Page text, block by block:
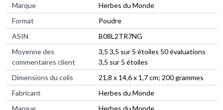
Marque
‎Herbes du Monde
Format
‎Poudre
ASIN
B08L2TR7NG
Moyenne des
commentaires client
3,5 3,5 sur 5 étoiles 50 évaluations
3,5 sur 5 étoiles
Dimensions du colis
21,8 x 14,6 x 1,7 cm; 200 grammes
Fabricant
Herbes du Monde
Marque
Herbes du Monde